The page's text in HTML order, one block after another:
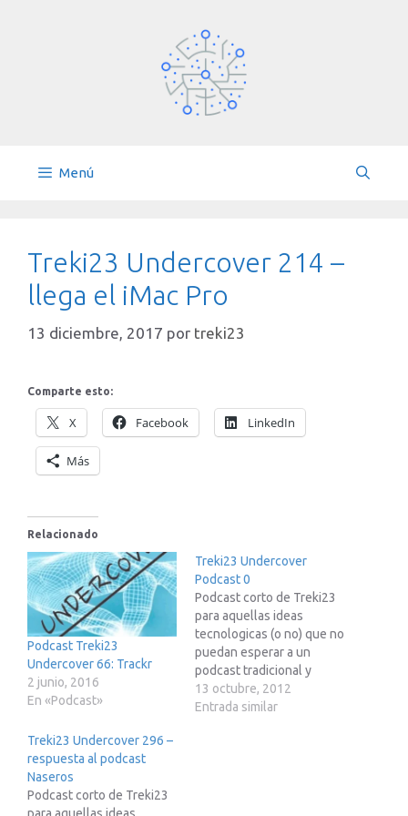
Menú
Treki23 Undercover 214 –
llega el iMac Pro
13 diciembre, 2017 por treki23
Comparte esto:
X Facebook LinkedIn
Más
Relacionado
Podcast Treki23
Undercover 66: Trackr
2 junio, 2016
En «Podcast»
Treki23 Undercover
Podcast 0
Podcast corto de Treki23
para aquellas ideas
tecnologicas (o no) que no
puedan esperar a un
podcast tradicional y
completo
13 octubre, 2012
Entrada similar
Treki23 Undercover 296 –
respuesta al podcast
Naseros
Podcast corto de Treki23
para aquellas ideas